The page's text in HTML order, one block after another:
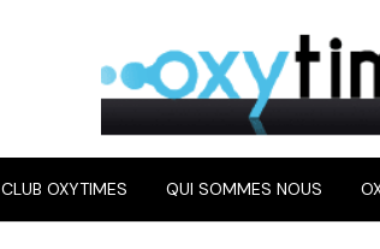
CLUB OXYTIMES QUI SOMMES NOUS